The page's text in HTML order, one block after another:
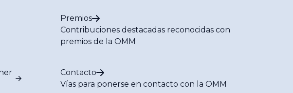
Premios
Contribuciones destacadas reconocidas con
premios de la OMM
Contacto
Vías para ponerse en contacto con la OMM